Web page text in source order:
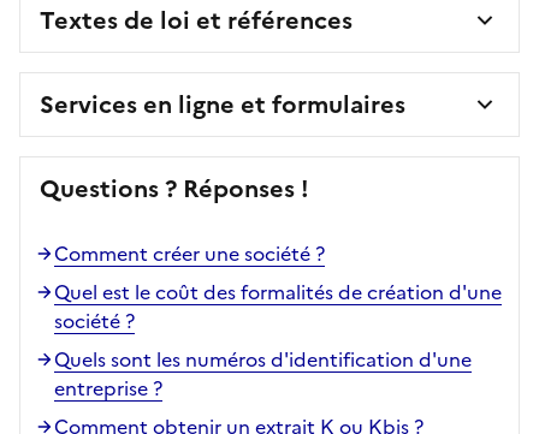
Textes de loi et références
Services en ligne et formulaires
Questions ? Réponses !
Comment créer une société ?
Quel est le coût des formalités de création d'une
société ?
Quels sont les numéros d'identification d'une
entreprise ?
Comment obtenir un extrait K ou Kbis ?